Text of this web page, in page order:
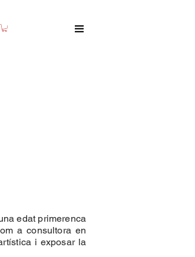
edat primerenca
a consultora en
i exposar la